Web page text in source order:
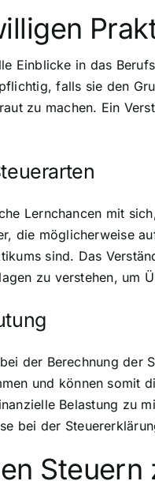
Einblicke in das
falls sie den
zu machen. Ein
Lernchancen mit
die möglicherweise
sind. Das
zu verstehen, um
der Berechnung
und können somit
Belastung zu
bei der
Steuern